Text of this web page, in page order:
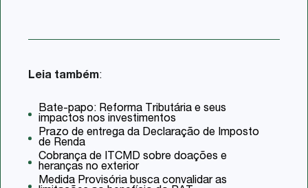
Leia também:
Bate-papo: Reforma Tributária e seus
impactos nos investimentos
Prazo de entrega da Declaração de Imposto
de Renda
Cobrança de ITCMD sobre doações e
heranças no exterior
Medida Provisória busca convalidar as